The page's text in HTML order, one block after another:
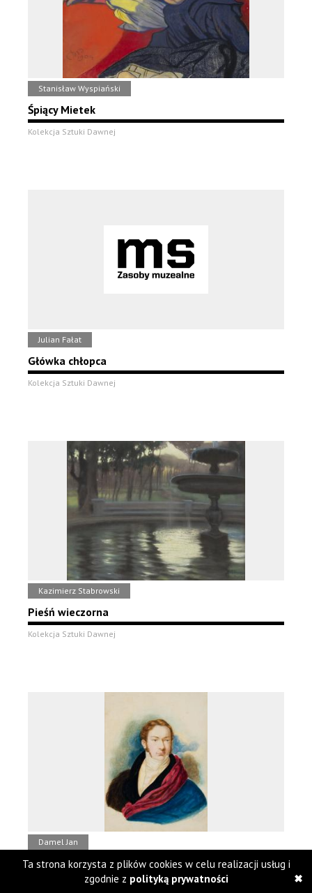
Stanisław Wyspiański
Śpiący Mietek
Kolekcja Sztuki Dawnej
Julian Fałat
Główka chłopca
Kolekcja Sztuki Dawnej
Kazimierz Stabrowski
Pieśń wieczorna
Kolekcja Sztuki Dawnej
Damel Jan
Portret mężczyzny
Kolekcja Sztuki Dawnej
Ta strona korzysta z plików cookies w celu realizacji usług i
zgodnie z polityką prywatności